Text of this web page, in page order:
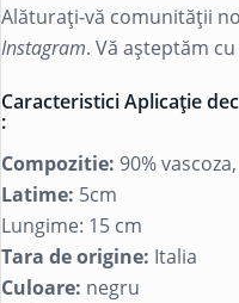
Alăturați-vă comunității
Instagram. Vă așteptăm
Caracteristici Aplicație
:
Compozitie: 90%
Latime: 5cm
Lungime: 15 cm
Tara de origine: Italia
Culoare: negru